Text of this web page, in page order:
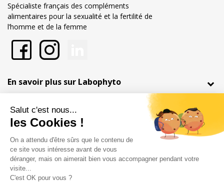
Spécialiste français des compléments
alimentaires pour la sexualité et la fertilité de
l’homme et de la femme
En savoir plus sur Labophyto
Informations
Marchand approuvé par la Société des Avis Garantis,cliquez ici pour
vérifier.
Mentions légales
Conditions générales de vente